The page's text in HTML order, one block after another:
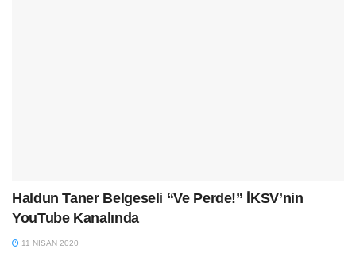
Haldun Taner Belgeseli “Ve Perde!” İKSV’nin
YouTube Kanalında
11 NISAN 2020